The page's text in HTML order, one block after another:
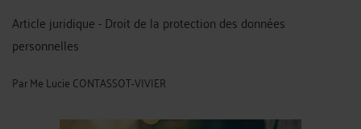
Article juridique - Droit de la protection des données
personnelles
ParMe Lucie CONTASSOT-VIVIER